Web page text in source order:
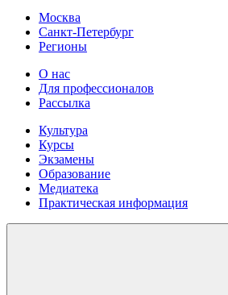
Москва
Санкт-Петербург
Регионы
О нас
Для профессионалов
Рассылка
Культура
Курсы
Экзамены
Образование
Медиатека
Практическая информация